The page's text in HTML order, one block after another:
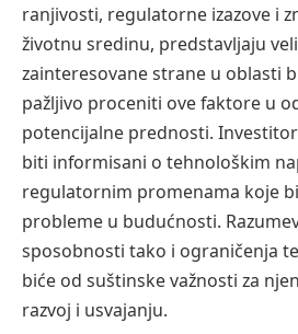
ranjivosti, regulatorne izazove i
životnu sredinu, predstavljaju
zainteresovane strane u oblasti
pažljivo proceniti ove faktore u
potencijalne prednosti.
biti informisani o tehnološkim
regulatornim promenama koje
probleme u budućnosti.
sposobnosti tako i ograničenja
biće od suštinske važnosti za
razvoj i usvajanju.